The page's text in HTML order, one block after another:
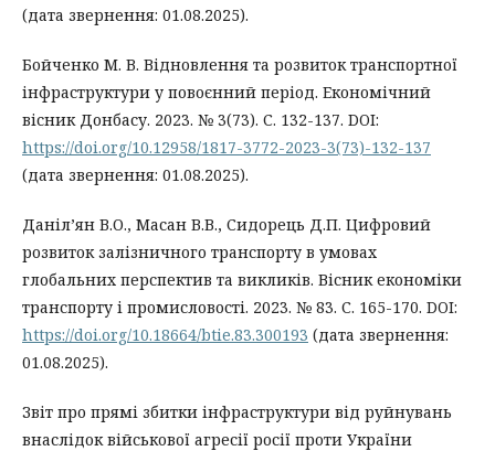
(дата звернення: 01.08.2025).
Бойченко М. В. Відновлення та розвиток транспортної
інфраструктури у повоєнний період. Економічний
вісник Донбасу. 2023. № 3(73). С. 132-137. DOI:
https://doi.org/10.12958/1817-3772-2023-3(73)-132-137
(дата звернення: 01.08.2025).
Даніл’ян В.О., Масан В.В., Сидорець Д.П. Цифровий
розвиток залізничного транспорту в умовах
глобальних перспектив та викликів. Вісник економіки
транспорту і промисловості. 2023. № 83. С. 165-170. DOI:
https://doi.org/10.18664/btie.83.300193 (дата звернення:
01.08.2025).
Звіт про прямі збитки інфраструктури від руйнувань
внаслідок військової агресії росії проти України